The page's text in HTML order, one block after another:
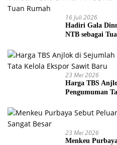
16 Juli 2026
Hadiri Gala
NTB sebagai
23 Mei 2026
Harga TBS
Pengumuman
23 Mei 2026
Menkeu